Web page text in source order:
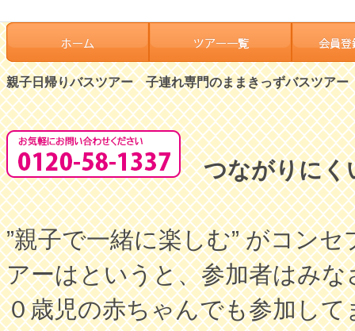
親子日帰りバスツアー 子連れ専門のままきっずバスツアー
つながりにく
”親子で一緒に楽しむ” がコン
アーはというと、参加者はみ
０歳児の赤ちゃんでも参加し